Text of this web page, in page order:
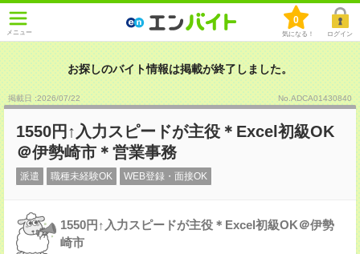
メニュー
0
気になる！ ログイン
お探しのバイト情報は掲載が終了しました。
掲載日 :2026/07/22 No.ADCA01430840
1550円↑入力スピードが主役＊Excel初級OK
＠伊勢崎市＊営業事務
派遣 職種未経験OK WEB登録・面接OK
1550円↑入力スピードが主役＊Excel初級OK＠伊勢
崎市